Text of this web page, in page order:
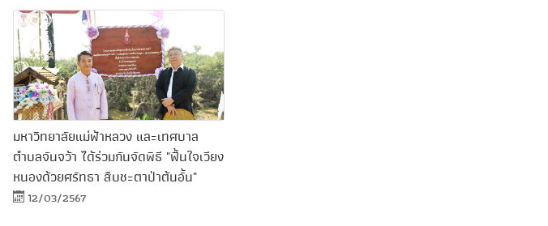
มหาวิทยาลัยแม่ฟ้าหลวง และเทศบาล
ตำบลจันจว้า ได้ร่วมกันจัดพิธี "ฟื้นใจเวียง
หนองด้วยศรัทธา สืบชะตาป่าต้นอั้น"
12/03/2567